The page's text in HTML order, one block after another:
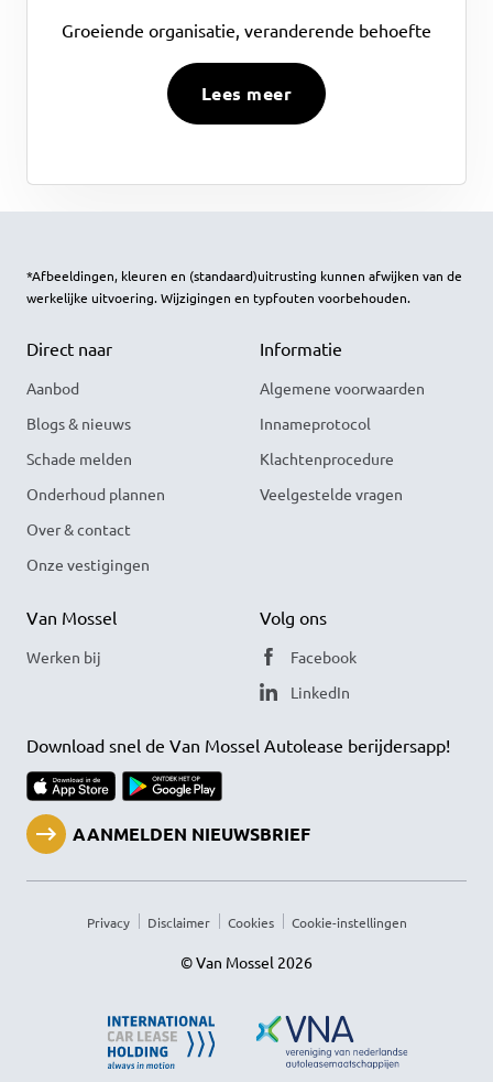
Groeiende organisatie, veranderende behoefte
Lees meer
*Afbeeldingen, kleuren en (standaard)uitrusting kunnen afwijken van de
werkelijke uitvoering. Wijzigingen en typfouten voorbehouden.
Direct naar
Aanbod
Blogs & nieuws
Schade melden
Onderhoud plannen
Over & contact
Onze vestigingen
Informatie
Algemene voorwaarden
Innameprotocol
Klachtenprocedure
Veelgestelde vragen
Van Mossel
Werken bij
Volg ons
Facebook
LinkedIn
Download snel de Van Mossel Autolease berijdersapp!
AANMELDEN NIEUWSBRIEF
Privacy Disclaimer Cookies Cookie-instellingen
© Van Mossel 2026